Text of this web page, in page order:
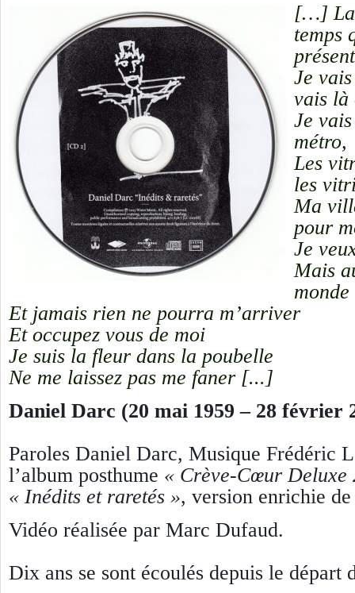
[…]
temps
présent
Je
vais là
Je
métro,
Les
les
Ma
pour
Je
Mais
Et jamais rien ne pourra m’arriver
Et occupez vous de moi
Je suis la fleur dans la poubelle
Ne me laissez pas me faner [...]
Daniel Darc (20 mai 1959 – 28 février
Paroles Daniel Darc, Musique Frédéric
l’album posthume « Crève-Cœur Deluxe
« Inédits et raretés », version enrichie
Vidéo réalisée par Marc Dufaud.
Dix ans se sont écoulés depuis le